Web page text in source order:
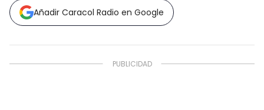
Añadir Caracol Radio en Google